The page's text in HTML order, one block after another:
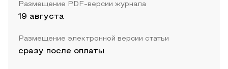
Размещение PDF-версии журнала
19 августа
Размещение электронной версии статьи
сразу после оплаты